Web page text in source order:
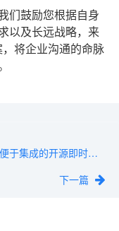
们鼓励您根据自身
以及长远战略，来
，将企业沟通的命脉
盘点5款便于集成的开源即时通信工具及集成步骤详解
下一篇